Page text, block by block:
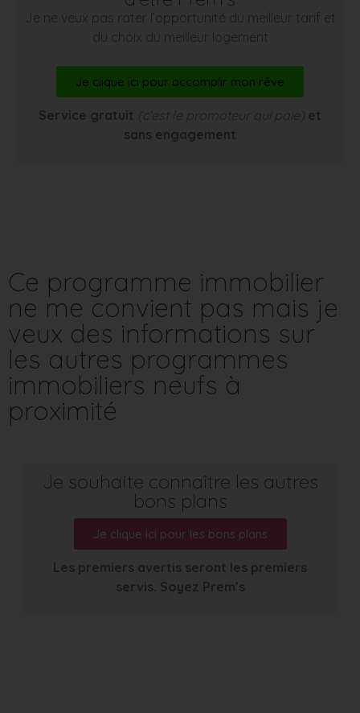
Je ne veux pas rater l’opportunité du meilleur tarif et
du choix du meilleur logement
Je clique ici pour accomplir mon rêve
Service gratuit (c’est le promoteur qui paie) et
sans engagement
Ce programme immobilier
ne me convient pas mais je
veux des informations sur
les autres programmes
immobiliers neufs à
proximité
Je souhaite connaître les autres
bons plans
Je clique ici pour les bons plans
Les premiers avertis seront les premiers
servis. Soyez Prem’s